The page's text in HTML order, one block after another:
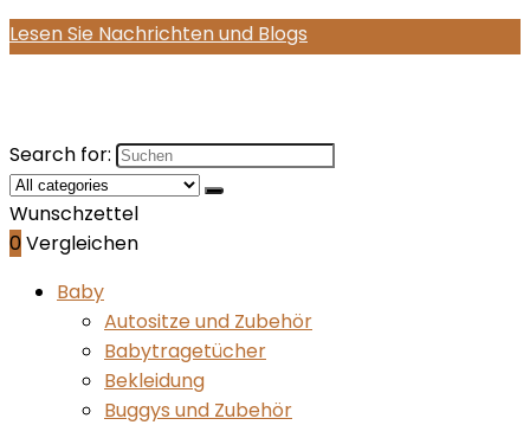
Lesen Sie Nachrichten und Blogs
Search for:
Wunschzettel
0 Vergleichen
Baby
Autositze und Zubehör
Babytragetücher
Bekleidung
Buggys und Zubehör